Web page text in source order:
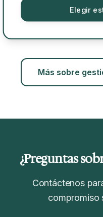
Elegir
Más sobre
¿Preguntas
Contáctenos
compromiso